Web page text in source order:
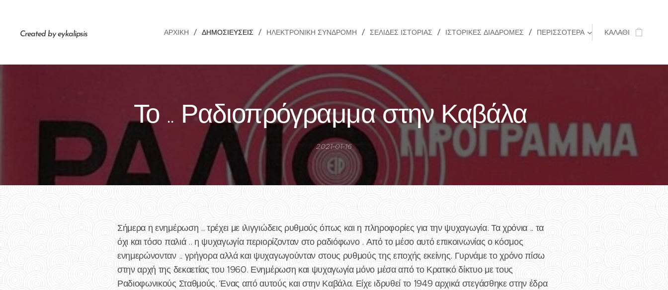
Created by eykalipsis ΑΡΧΙΚΉ ΔΗΜΟΣΙΕΎΣΕΙΣ ΗΛΕΚΤΡΟΝΙΚΉ ΣΥΝΔΡΟΜΉ ΣΕΛΊΔΕΣ ΙΣΤΟΡΊΑΣ ΙΣΤΟΡΙΚΈΣ ΔΙΑΔΡΟΜΈΣ ΠΕΡΙΣΣΌΤΕΡΑ ΚΑΛΆΘΙ
Το .. Ραδιοπρόγραμμα στην Καβάλα
2021-01-16
Σήμερα η ενημέρωση .. τρέχει με ιλιγγιώδεις ρυθμούς όπως και η πληροφορίες για την ψυχαγωγία. Τα χρόνια .. τα
όχι και τόσο παλιά .. η ψυχαγωγία περιορίζονταν στο ραδιόφωνο . Από το μέσο αυτό επικοινωνίας ο κόσμος
ενημερώνονταν .. γρήγορα αλλά και ψυχαγωγούνταν στους ρυθμούς της εποχής εκείνης. Γυρνάμε το χρόνο πίσω
στην αρχή της δεκαετίας του 1960. Ενημέρωση και ψυχαγωγία μόνο μέσα από το Κρατικό δίκτυο με τους
Ραδιοφωνικούς Σταθμούς. Ένας από αυτούς και στην Καβάλα. Είχε ιδρυθεί το 1949 αρχικά στεγάσθηκε στην έδρα